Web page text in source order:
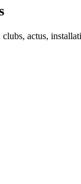
clubs, actus,